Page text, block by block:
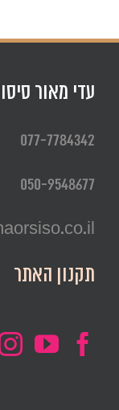
עדי מאור סיסו
077-7784342
050-9548677
תקנון האתר